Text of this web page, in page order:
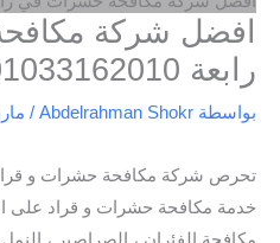
افضل شركة
رابعة 01033162010- خصم 50%
بواسطة Abdelrahman Shokr
/ مارس
تحرص شركة مكافحة حشرات و
خدمة مكافحة حشرات و قراد على
مكافحة الفئران ، الصراصير ،